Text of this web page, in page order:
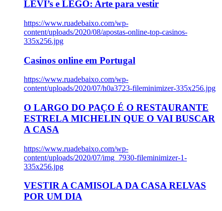
LEVI’s e LEGO: Arte para vestir
https://www.ruadebaixo.com/wp-
content/uploads/2020/08/apostas-online-top-casinos-
335x256.jpg
Casinos online em Portugal
https://www.ruadebaixo.com/wp-
content/uploads/2020/07/h0a3723-fileminimizer-335x256.jpg
O LARGO DO PAÇO É O RESTAURANTE
ESTRELA MICHELIN QUE O VAI BUSCAR
A CASA
https://www.ruadebaixo.com/wp-
content/uploads/2020/07/img_7930-fileminimizer-1-
335x256.jpg
VESTIR A CAMISOLA DA CASA RELVAS
POR UM DIA